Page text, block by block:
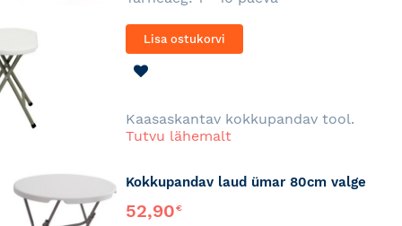
Lisa ostukorvi
Kaasaskantav kokkupandav tool.
Tutvu lähemalt
Kokkupandav laud ümar 80cm valge
52,90€